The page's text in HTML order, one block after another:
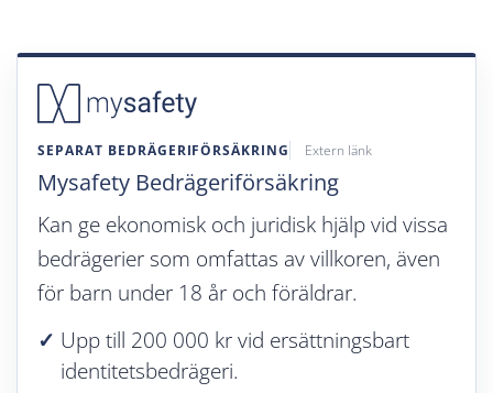
SEPARAT BEDRÄGERIFÖRSÄKRING Extern länk
Mysafety Bedrägeriförsäkring
Kan ge ekonomisk och juridisk hjälp vid vissa
bedrägerier som omfattas av villkoren, även
för barn under 18 år och föräldrar.
Upp till 200 000 kr vid ersättningsbart
identitetsbedrägeri.